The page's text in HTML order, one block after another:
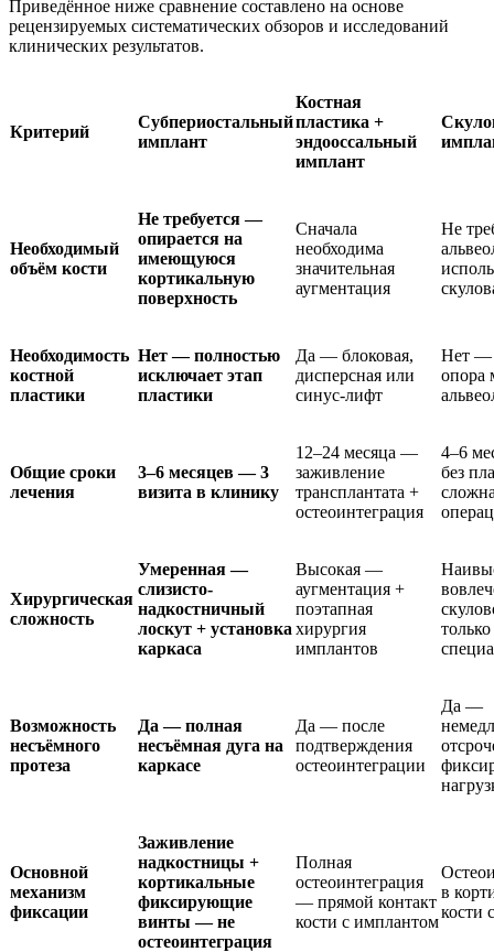
Приведённое ниже сравнение составлено на основе
рецензируемых систематических обзоров и исследований
клинических результатов.
Критерий
Субпериостальный
имплант
Костная
пластика +
эндооссальный
имплант
Необходимый
объём кости
Не требуется —
опирается на
имеющуюся
кортикальную
поверхность
Сначала
необходима
значительная
аугментация
Не
Необходимость
костной
пластики
Нет — полностью
исключает этап
пластики
Да — блоковая,
дисперсная или
синус-лифт
Нет —
опора
Общие сроки
лечения
3–6 месяцев — 3
визита в клинику
12–24 месяца —
заживление
трансплантата +
остеоинтеграция
4–6
без
Хирургическая
сложность
Умеренная —
слизисто-
надкостничный
лоскут + установка
каркаса
Высокая —
аугментация +
поэтапная
хирургия
имплантов
Возможность
несъёмного
протеза
Да — полная
несъёмная дуга на
каркасе
Да — после
подтверждения
остеоинтеграции
Да —
Основной
механизм
фиксации
Заживление
надкостницы +
кортикальные
фиксирующие
винты — не
остеоинтеграция
Полная
остеоинтеграция
— прямой контакт
кости с имплантом
в
кости